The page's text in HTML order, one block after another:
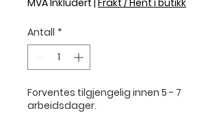
MVA Inkludert | Frakt / Hent i butikk
Antall *
Forventes tilgjengelig innen 5 - 7
arbeidsdager.